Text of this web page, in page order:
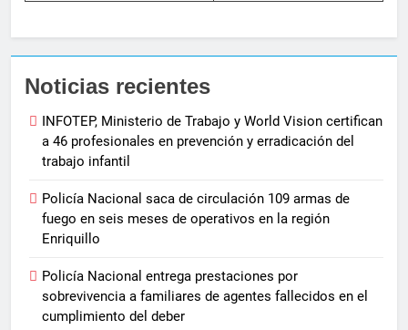
Noticias recientes
INFOTEP, Ministerio de Trabajo y World Vision certifican
a 46 profesionales en prevención y erradicación del
trabajo infantil
Policía Nacional saca de circulación 109 armas de
fuego en seis meses de operativos en la región
Enriquillo
Policía Nacional entrega prestaciones por
sobrevivencia a familiares de agentes fallecidos en el
cumplimiento del deber